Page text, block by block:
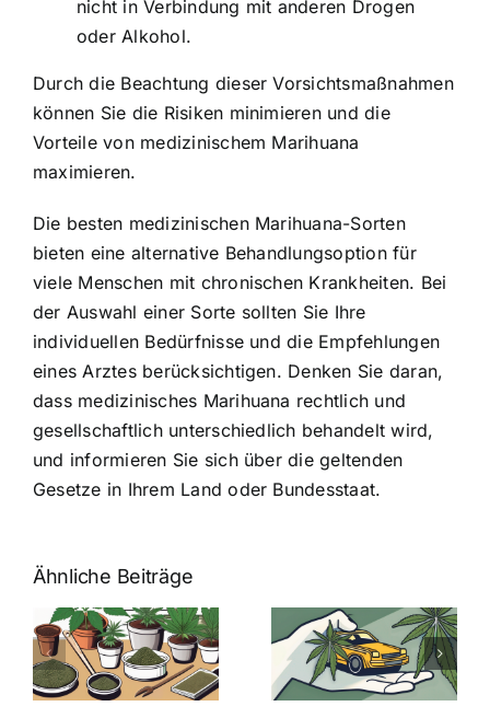
nicht in Verbindung mit anderen Drogen
oder Alkohol.
Durch die Beachtung dieser Vorsichtsmaßnahmen
können Sie die Risiken minimieren und die
Vorteile von medizinischem Marihuana
maximieren.
Die besten medizinischen Marihuana-Sorten
bieten eine alternative Behandlungsoption für
viele Menschen mit chronischen Krankheiten. Bei
der Auswahl einer Sorte sollten Sie Ihre
individuellen Bedürfnisse und die Empfehlungen
eines Arztes berücksichtigen. Denken Sie daran,
dass medizinisches Marihuana rechtlich und
gesellschaftlich unterschiedlich behandelt wird,
und informieren Sie sich über die geltenden
Gesetze in Ihrem Land oder Bundesstaat.
Ähnliche Beiträge
Neue THC-
Grenzwert-
Regelung:
Was Sie über
Cannabis und
Cannabis
Samen
kaufen: Alles
was Sie